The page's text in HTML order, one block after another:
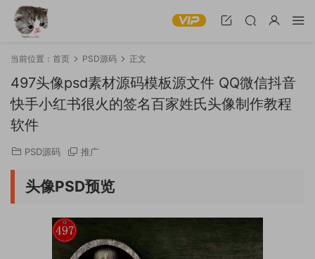
当前位置： 首页 PSD源码 正文
497头像psd素材源码模板源文件 QQ微信抖音
快手小红书很火的签名百家姓氏头像制作教程
软件
PSD源码 推广
头像PSD预览